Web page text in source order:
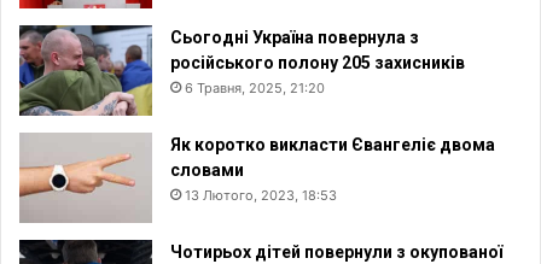
Сьогодні Україна повернула з
російського полону 205 захисників
6 Травня, 2025, 21:20
Як коротко викласти Євангеліє двома
словами
13 Лютого, 2023, 18:53
Чотирьох дітей повернули з окупованої